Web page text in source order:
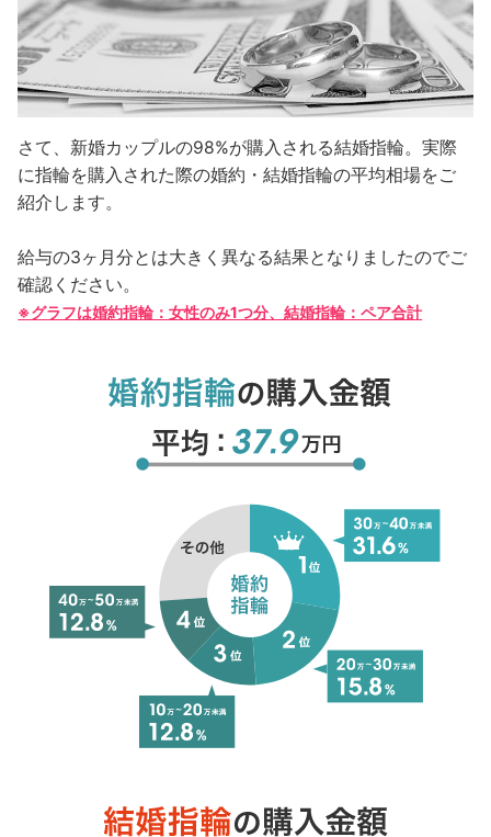
さて、新婚カップルの98%が購入される結婚指輪。実際
に指輪を購入された際の婚約・結婚指輪の平均相場をご
紹介します。
給与の3ヶ月分とは大きく異なる結果となりましたのでご
確認ください。
※グラフは婚約指輪：女性のみ1つ分、結婚指輪：ペア合計